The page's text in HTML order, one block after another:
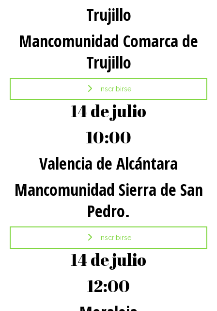
Trujillo
Mancomunidad Comarca de
Trujillo
Inscribirse
14 de julio
10:00
Valencia de Alcántara
Mancomunidad Sierra de San
Pedro.
Inscribirse
14 de julio
12:00